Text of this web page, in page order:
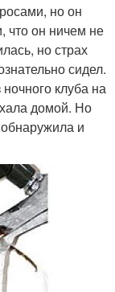
но он
что он ничем не
но страх
сидел.
клуба на
домой. Но
и